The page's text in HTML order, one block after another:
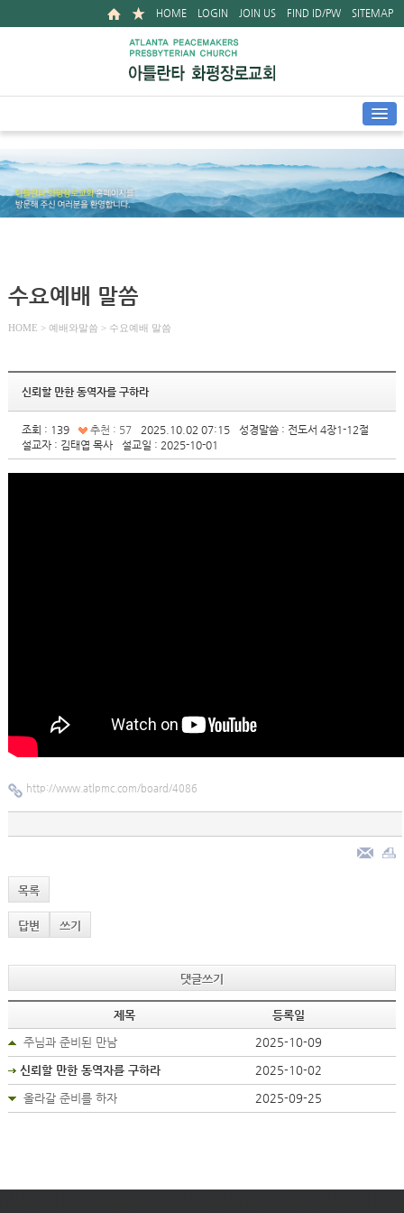
HOME LOGIN JOIN US FIND ID/PW SITEMAP
수요예배 말씀
HOME > 예배와말씀 > 수요예배 말씀
신뢰할 만한 동역자를 구하라
조회 : 139 추천 : 57 2025.10.02 07:15
성경말씀 : 전도서 4장1-12절
설교자 : 김태엽 목사
설교일 : 2025-10-01
http://www.atlpmc.com/board/4086
목록
답변 쓰기
댓글쓰기
제목
등록일
주님과 준비된 만남
2025-10-09
신뢰할 만한 동역자를 구하라 2025-10-02
올라갈 준비를 하자 2025-09-25